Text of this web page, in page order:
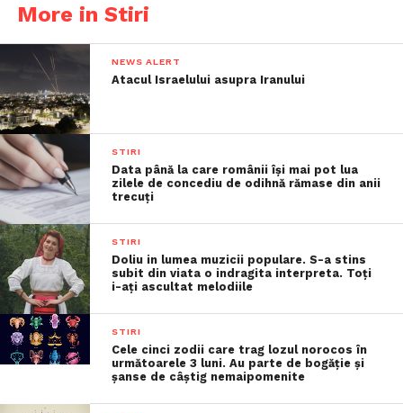
More in Stiri
NEWS ALERT
Atacul Israelului asupra Iranului
STIRI
Data până la care românii îşi mai pot lua
zilele de concediu de odihnă rămase din anii
trecuţi
STIRI
Doliu in lumea muzicii populare. S-a stins
subit din viata o indragita interpreta. Toți
i-ați ascultat melodiile
STIRI
Cele cinci zodii care trag lozul norocos în
următoarele 3 luni. Au parte de bogăție și
șanse de câștig nemaipomenite